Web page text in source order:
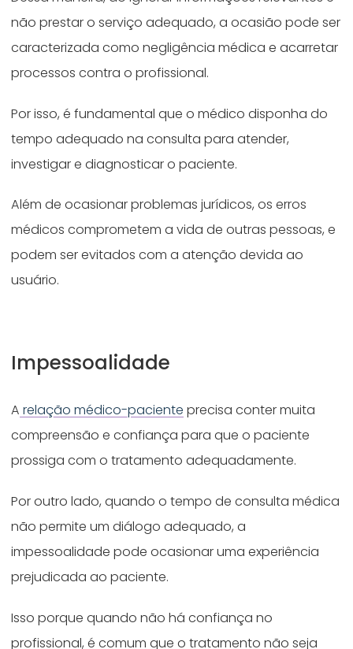
não prestar o serviço adequado, a ocasião pode ser
caracterizada como negligência médica e acarretar
processos contra o profissional.
Por isso, é fundamental que o médico disponha do
tempo adequado na consulta para atender,
investigar e diagnosticar o paciente.
Além de ocasionar problemas jurídicos, os erros
médicos comprometem a vida de outras pessoas, e
podem ser evitados com a atenção devida ao
usuário.
Impessoalidade
A relação médico-paciente precisa conter muita
compreensão e confiança para que o paciente
prossiga com o tratamento adequadamente.
Por outro lado, quando o tempo de consulta médica
não permite um diálogo adequado, a
impessoalidade pode ocasionar uma experiência
prejudicada ao paciente.
Isso porque quando não há confiança no
profissional, é comum que o tratamento não seja